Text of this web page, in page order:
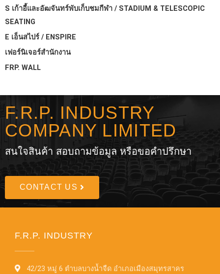
S เก้าอี้และอัฒจันทร์พับเก็บชมกีฬา / STADIUM & TELESCOPIC
SEATING
E เอ็นสไปร์ / ENSPIRE
เฟอร์นิเจอร์สำนักงาน
FRP. WALL
F.R.P. INDUSTRY
COMPANY LIMITED
สนใจสินค้า สอบถามข้อมูล หรือขอคำปรึกษา
CONTACT US
F.R.P. INDUSTRY
42/23 หมู่ 6 ตำบลบางน้ำจืด อำเภอเมืองสมุทรสาคร